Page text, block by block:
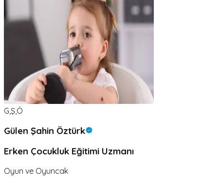
G,Ş,Ö
Gülen Şahin Öztürk
Erken Çocukluk Eğitimi Uzmanı
Oyun ve Oyuncak